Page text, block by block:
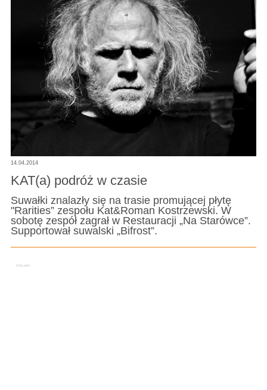
14.04.2014
KAT(a) podróż w czasie
Suwałki znalazły się na trasie promującej płytę
"Rarities” zespołu Kat&Roman Kostrzewski. W
sobotę zespół zagrał w Restauracji „Na Starówce”.
Supportował suwalski „Bifrost”.